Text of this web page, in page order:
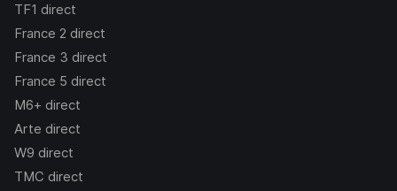
TF1 direct
France 2 direct
France 3 direct
France 5 direct
M6+ direct
Arte direct
W9 direct
TMC direct